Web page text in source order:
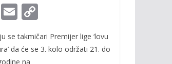
T E
m
ai
o
p
se takmičari Premijer lige ‘lovu
da će se 3. kolo održati 21. do
na